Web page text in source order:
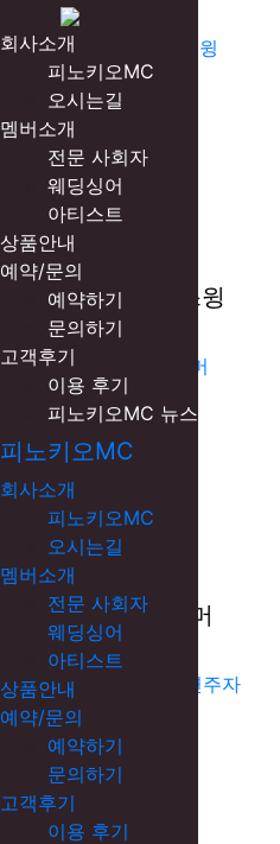
회사소개
피노키오MC
오시는길
멤버소개
전문 사회자
웨딩싱어
아티스트
상품안내
예약/문의
예약하기
문의하기
고객후기
이용 후기
피노키오MC 뉴스
피노키오MC
회사소개
피노키오MC
오시는길
멤버소개
전문 사회자
웨딩싱어
아티스트
상품안내
예약/문의
예약하기
문의하기
고객후기
이용 후기
아티스트
재즈팀 오버스윙
김선빈 드러머